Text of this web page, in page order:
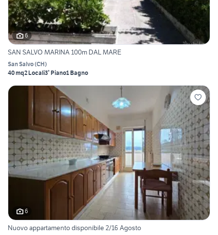
6
SAN SALVO MARINA 100m DAL MARE
San Salvo(CH)
40 mq2 Locali3° Piano1 Bagno
6
Nuovo appartamento disponibile 2/16 Agosto